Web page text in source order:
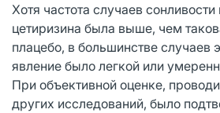
Хотя частота случаев сонливости
цетиризина была выше, чем
плацебо, в большинстве случаев
явление было легкой или
При объективной оценке,
других исследований, было